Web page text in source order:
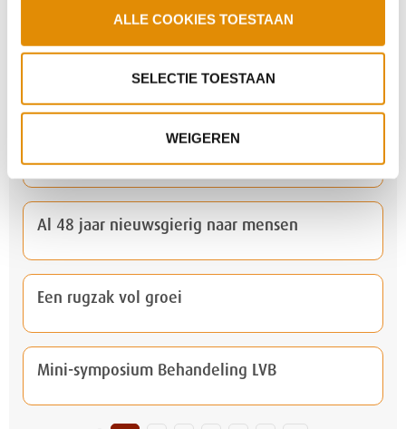
ALLE COOKIES TOESTAAN
SELECTIE TOESTAAN
WEIGEREN
STEVIG op Dag van de Forensische Zorg
Al 48 jaar nieuwsgierig naar mensen
Een rugzak vol groei
Mini-symposium Behandeling LVB